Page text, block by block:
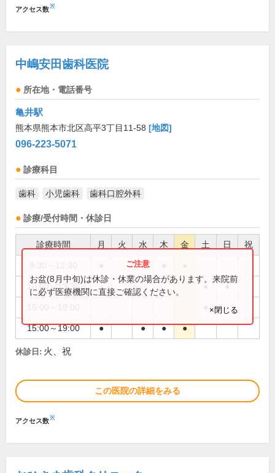
アクセス数※
中嶋安田歯科医院
所在地・電話番号
亀井駅
熊本県熊本市北区高平3丁目11-58 [地図]
096-223-5071
診療科目
歯科 小児歯科 歯科口腔外科
診療/受付時間・休診日
診療時間 月 火 水 木 金 土 日 祝
●
10:00～13:30 ● ●
15:00～19:00 ● ● ● ●
お盆(8月中旬)は休診・休業の場合があります。来院前
に必ず医療機関に直接ご確認ください。
×閉じる
休診日: 火、祝
この医院の詳細をみる
アクセス数※